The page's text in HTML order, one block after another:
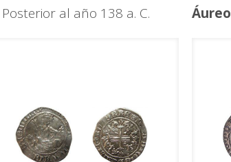
Posterior al año 138 a. C. Áureo